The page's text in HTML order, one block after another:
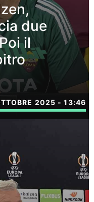
due
il
2025 - 13:46